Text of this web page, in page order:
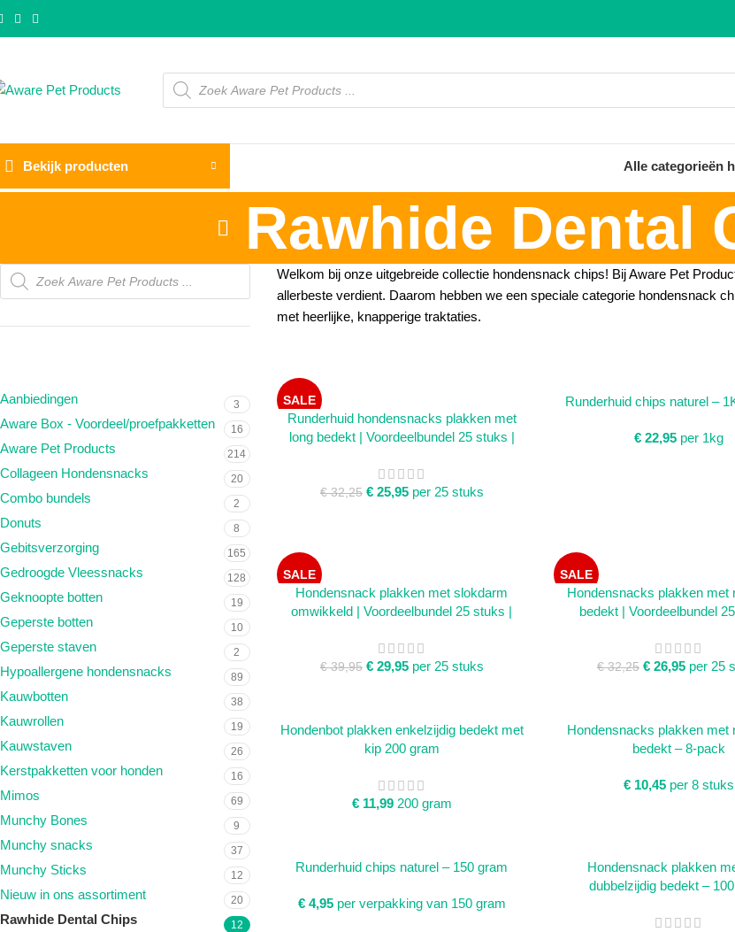
Bekijk producten Alle categorieën
Rawhide Dental
Aanbiedingen 3
Aware Box - Voordeel/proefpakketten 16
Aware Pet Products 214
Collageen Hondensnacks 20
Combo bundels 2
Donuts 8
Gebitsverzorging 165
Gedroogde Vleessnacks 128
Geknoopte botten 19
Geperste botten 10
Geperste staven 2
Hypoallergene hondensnacks 89
Kauwbotten 38
Kauwrollen 19
Kauwstaven 26
Kerstpakketten voor honden 16
Mimos 69
Munchy Bones 9
Munchy snacks 37
Munchy Sticks 12
Nieuw in ons assortiment 20
Rawhide Dental Chips 12
Welkom bij onze uitgebreide collectie hondensnack chips! Bij Aware Pet
allerbeste verdient. Daarom hebben we een speciale categorie hondensnack
met heerlijke, knapperige traktaties.
SALE
SOLD OUT
LEES VERDER
Runderhuid hondensnacks plakken met
long bedekt | Voordeelbundel 25 stuks |
€32,25 €25,95 per 25 stuks
TOEVOEGEN AAN
Runderhuid chips naturel –
€22,95 per 1kg
SALE
SOLD OUT
LEES VERDER
Hondensnack plakken met slokdarm
omwikkeld | Voordeelbundel 25 stuks |
€39,95 €29,95 per 25 stuks
SALE
TOEVOEGEN AAN
Hondensnacks plakken met
bedekt | Voordeelbundel
€32,25 €26,95 per 25
TOEVOEGEN AAN WINKELWAGEN
Hondenbot plakken enkelzijdig bedekt met
kip 200 gram
€11,99 200 gram
TOEVOEGEN AAN
Hondensnacks plakken met
bedekt – 8-pack
€10,45 per 8 stuks
TOEVOEGEN AAN WINKELWAGEN
Runderhuid chips naturel – 150 gram
€4,95 per verpakking van 150 gram
TOEVOEGEN AAN
Hondensnack plakken
dubbelzijdig bedekt –